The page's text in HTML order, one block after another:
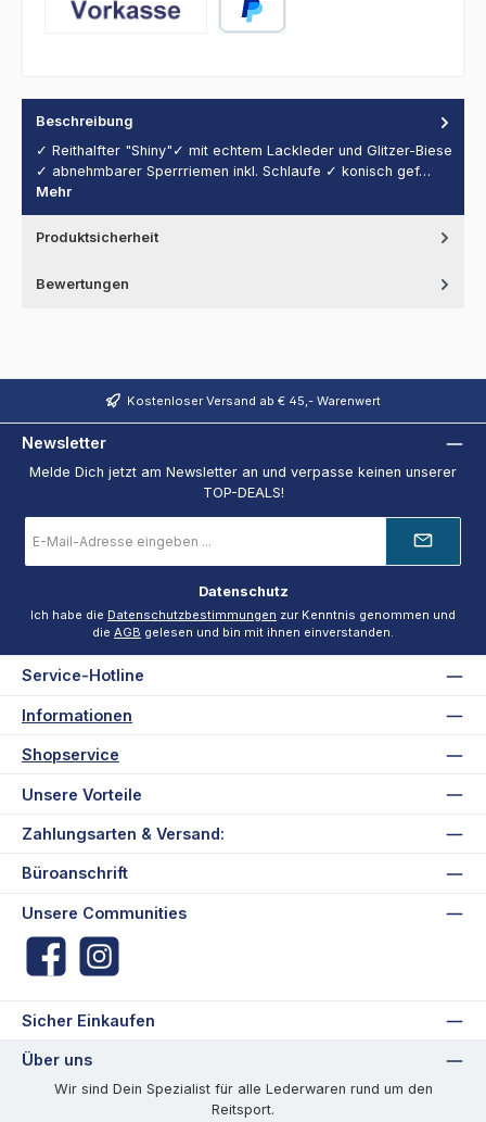
Beschreibung
✓ Reithalfter "Shiny"✓ mit echtem Lackleder und Glitzer-Biese
✓ abnehmbarer Sperrriemen inkl. Schlaufe ✓ konisch gef…
Mehr
Produktsicherheit
Bewertungen
Kostenloser Versand ab € 45,- Warenwert
Newsletter
Melde Dich jetzt am Newsletter an und verpasse keinen unserer
TOP-DEALS!
Mail-
Adresse
Datenschutz
Ich habe die Datenschutzbestimmungen zur Kenntnis genommen und
die AGB gelesen und bin mit ihnen einverstanden.
Service-Hotline
Informationen
Shopservice
Unsere Vorteile
Unsere Communities
FacebookInstagram
Zahlungsarten & Versand:
Büroanschrift
Sicher Einkaufen
Über uns
Wir sind Dein Spezialist für alle Lederwaren rund um den
Reitsport.